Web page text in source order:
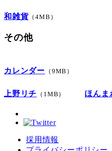
和雑貨 （4MB）
その他
カレンダー （9MB）
上野リチ （1MB） ほんま
採用情報